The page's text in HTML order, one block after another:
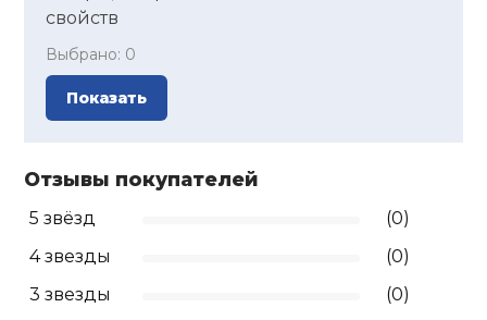
свойств
Выбрано: 0
Показать
Отзывы покупателей
5 звёзд
(0)
4 звезды
(0)
3 звезды
(0)